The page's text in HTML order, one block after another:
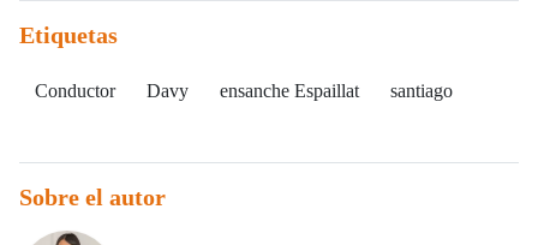
Etiquetas
Conductor Davy ensanche Espaillat santiago
Sobre el autor